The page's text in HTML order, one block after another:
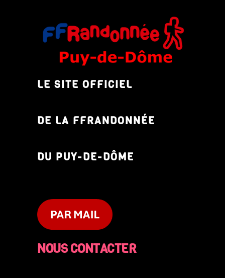
LE SITE OFFICIEL
DE LA FFRANDONNÉE
DU PUY-DE-DÔME
NOUS CONTACTER